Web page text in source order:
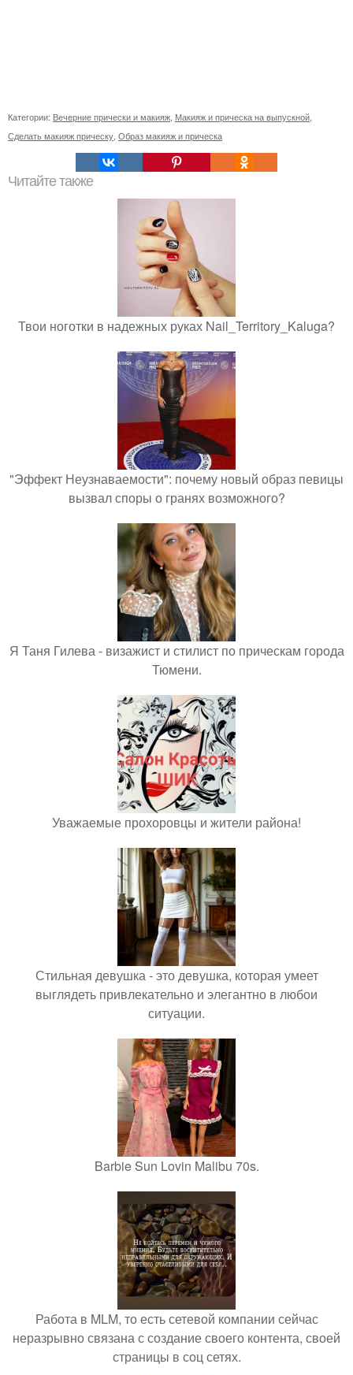
Категории: Вечерние прически и макияж Макияж и прическа на выпускной
Сделать макияж прическу Образ макияж и прическа
Читайте также
Твои ноготки в надежных руках Nail_Territory_Kaluga?
"Эффект Неузнаваемости": почему новый образ певицы
вызвал споры о гранях возможного?
Я Таня Гилева - визажист и стилист по прическам города
Тюмени.
Уважаемые прохоровцы и жители района!
Стильная девушка - это девушка, которая умеет
выглядеть привлекательно и элегантно в любои
ситуации.
Barbie Sun Lovin Malibu 70s.
Работа в MLM, то есть сетевой компании сейчас
неразрывно связана с создание своего контента, своей
страницы в соц сетях.